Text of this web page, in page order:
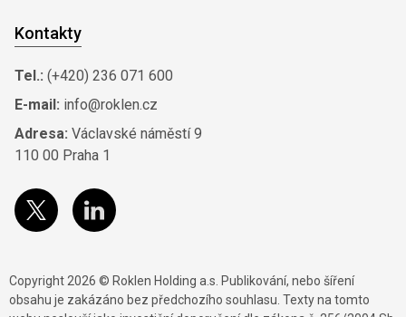
Kontakty
Tel.: (+420) 236 071 600
E-mail: info@roklen.cz
Adresa: Václavské náměstí 9
110 00 Praha 1
Copyright 2026 © Roklen Holding a.s. Publikování, nebo šíření
obsahu je zakázáno bez předchozího souhlasu. Texty na tomto